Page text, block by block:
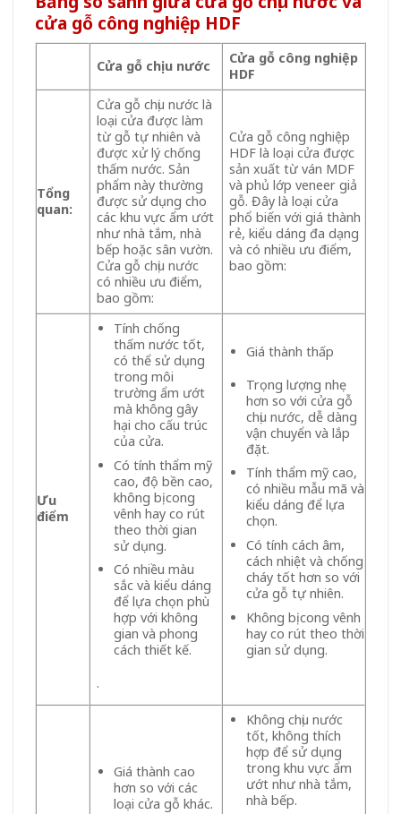
cửa gỗ công nghiệp HDF
Cửa gỗ chịu nước
Cửa gỗ công nghiệp
HDF
Tổng
quan:
Cửa gỗ chịu nước là
loại cửa được làm
từ gỗ tự nhiên và
được xử lý chống
thấm nước. Sản
phẩm này thường
được sử dụng cho
các khu vực ẩm ướt
như nhà tắm, nhà
bếp hoặc sân vườn.
Cửa gỗ chịu nước
có nhiều ưu điểm,
bao gồm:
Cửa gỗ công nghiệp
HDF là loại cửa được
sản xuất từ ván MDF
và phủ lớp veneer giả
gỗ. Đây là loại cửa
phổ biến với giá thành
rẻ, kiểu dáng đa dạng
và có nhiều ưu điểm,
bao gồm:
Ưu
điểm
Tính chống
thấm nước tốt,
có thể sử dụng
trong môi
trường ẩm ướt
mà không gây
hại cho cấu trúc
của cửa.
Có tính thẩm mỹ
cao, độ bền cao,
không bị cong
vênh hay co rút
theo thời gian
sử dụng.
Có nhiều màu
sắc và kiểu dáng
để lựa chọn phù
hợp với không
gian và phong
cách thiết kế.
.
Giá thành thấp
Trọng lượng nhẹ
hơn so với cửa gỗ
chịu nước, dễ dàng
vận chuyển và lắp
đặt.
Tính thẩm mỹ cao,
có nhiều mẫu mã và
kiểu dáng để lựa
chọn.
Có tính cách âm,
cách nhiệt và chống
cháy tốt hơn so với
cửa gỗ tự nhiên.
Không bị cong vênh
hay co rút theo thời
gian sử dụng.
Giá thành cao
hơn so với các
loại cửa gỗ khác.
Không chịu nước
tốt, không thích
hợp để sử dụng
trong khu vực ẩm
ướt như nhà tắm,
nhà bếp.